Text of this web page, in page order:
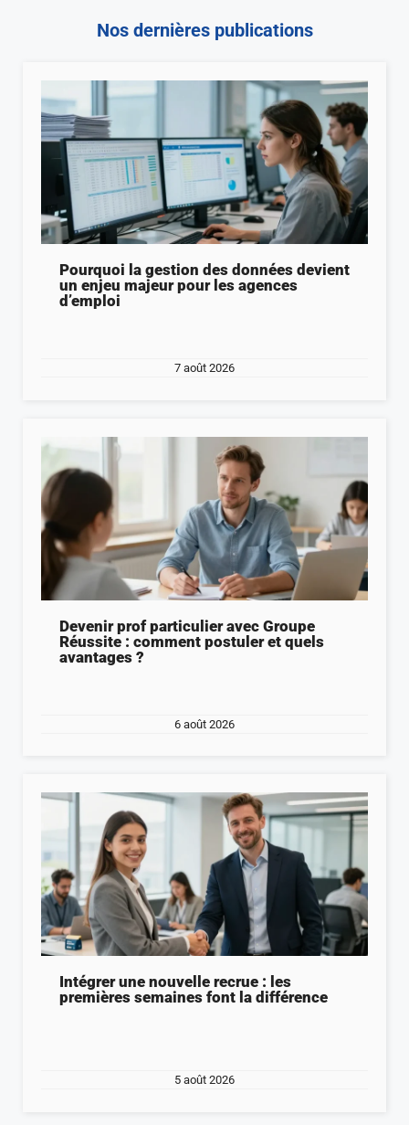
Nos dernières publications
Pourquoi la gestion des données devient
un enjeu majeur pour les agences
d’emploi
7 août 2026
Devenir prof particulier avec Groupe
Réussite : comment postuler et quels
avantages ?
6 août 2026
Intégrer une nouvelle recrue : les
premières semaines font la différence
5 août 2026